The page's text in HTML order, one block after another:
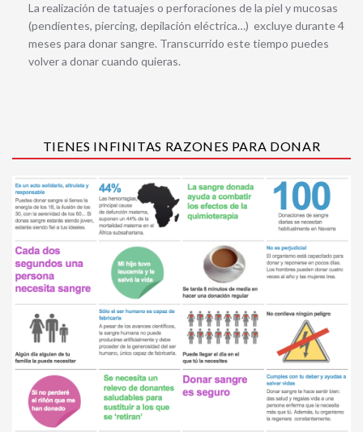
La realización de tatuajes o perforaciones de la piel y mucosas
(pendientes, piercing, depilación eléctrica…) excluye durante 4
meses para donar sangre. Transcurrido este tiempo puedes
volver a donar cuando quieras.
TIENES INFINITAS RAZONES PARA DONAR